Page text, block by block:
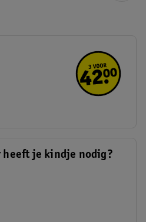
je kindje nodig?